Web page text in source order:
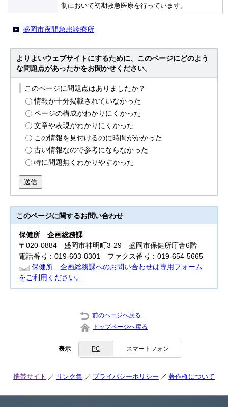
制において初期救急医療を行っています。
盛岡市夜間急患診療所
よりよいウェブサイトにするために、このページにどのよう
な問題点があったかをお聞かせください。
このページに問題点はありましたか？
情報が十分掲載されていなかった
ページの構成がわかりにくかった
文章や表現がわかりにくかった
この情報を見付けるのに時間がかかった
古い情報なので参考にならなかった
特に問題無くわかりやすかった
送信
このページに関するお問い合わせ
保健所企画総務課
〒020-0884 盛岡市神明町3‐29 盛岡市保健所庁舎6階
電話番号：019-603-8301 ファクス番号：019-654-5665
保健所 企画総務課へのお問い合わせは専用フォーム
をご利用ください。
前のページへ戻る
トップページへ戻る
表示 PC スマートフォン
携帯サイト リンク集 プライバシーポリシー 著作権について